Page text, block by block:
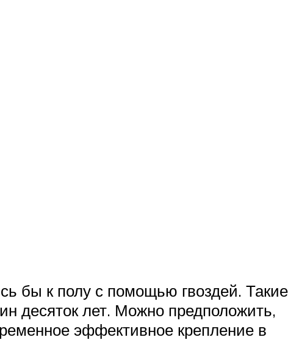
бы к полу с помощью гвоздей. Такие
десяток лет. Можно предположить,
эффективное крепление в